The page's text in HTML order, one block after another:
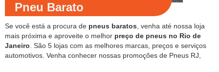
Pneu Barato
Se você está a procura de pneus baratos , venha até nossa loja
mais próxima e aproveite o melhor preço de pneus no Rio de
Janeiro . São 5 lojas com as melhores marcas, preços e serviços
automotivos. Venha conhecer nossas promoções de Pneus RJ,